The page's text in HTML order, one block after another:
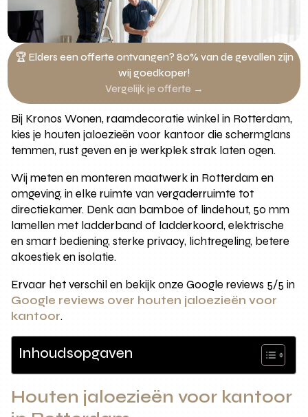
🏆 Elders een offerte ontvangen? 80% van de gevallen zijn
wij goedkoper!
Vergelijk je offerte →
Bij Kronos Wonen, raamdecoratie winkel in Rotterdam,
kies je houten jaloezieën voor kantoor die schermglans
temmen, rust geven en je werkplek strak laten ogen.
Wij meten en monteren maatwerk in Rotterdam en
omgeving, in elke ruimte van vergaderruimte tot
directiekamer. Denk aan bamboe of lindehout, 50 mm
lamellen met ladderband of ladderkoord, elektrische
en smart bediening, sterke privacy, lichtregeling, betere
akoestiek en isolatie.
Ervaar het verschil en bekijk onze Google reviews 5/5 in
Google reviews over houten jaloezieën voor
kantoor.
Inhoudsopgaven
Houten jaloezieën voor kantoor